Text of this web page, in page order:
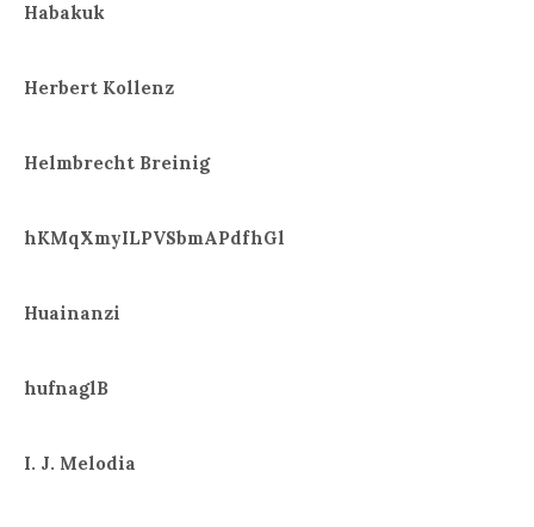
Habakuk
Herbert Kollenz
Helmbrecht Breinig
hKMqXmyILPVSbmAPdfhGl
Huainanzi
hufnaglB
I. J. Melodia